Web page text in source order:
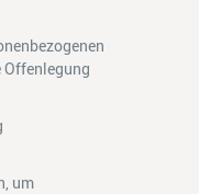
Offenlegung
um